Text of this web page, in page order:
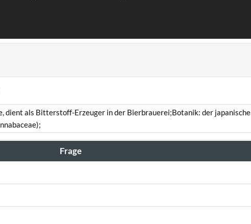
dient als Bitterstoff-Erzeuger in der Bierbrauerei;Botanik: der
Frage